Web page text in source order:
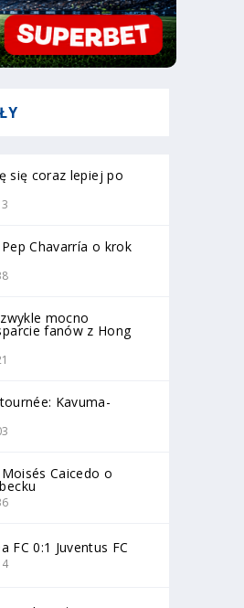
się coraz lepiej po
Chavarría o krok
mocno
fanów z Hong
Kavuma-
Caicedo o
FC 0:1 Juventus FC